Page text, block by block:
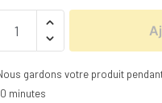
gardons votre produit
minutes